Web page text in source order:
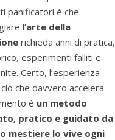
panificatori è che
l’arte della
richieda anni di pratica,
esperimenti falliti e
Certo, l’esperienza
che davvero accelera
è un metodo
pratico e guidato da
mestiere lo vive ogni